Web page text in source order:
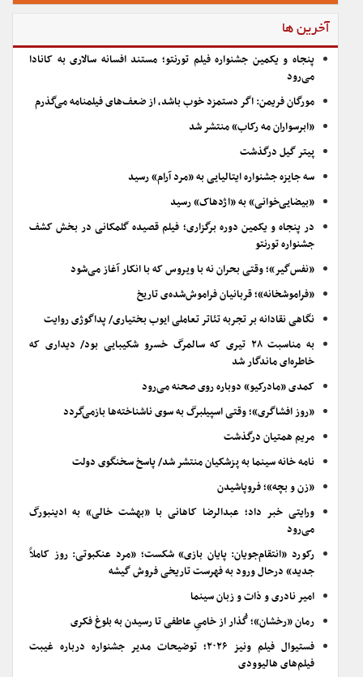
آخرین ها
پنجاه و یکمین جشنواره فیلم تورنتو؛ مستند افسانه سالاری به کانادا
می‌رود
مورگان فریمن: اگر دستمزد خوب باشد، از ضعف‌های فیلمنامه می‌گذرم
«ابرسواران مه رکاب» منتشر شد
پیتر گیل درگذشت
سه جایزه جشنواره ایتالیایی به «مرد آرام» رسید
«بیضایی‌خوانی» به «اژدهاک» رسید
در پنجاه و یکمین دوره برگزاری؛ فیلم قصیده گلمکانی در بخش کشف
جشنواره تورنتو
«نفس‌گیر»؛ وقتی بحران نه با ویروس که با انکار آغاز می‌شود
«فراموشخانه»؛ قربانیان فراموش‌شده‌ی تاریخ
نگاهی نقادانه بر تجربه تئاتر تعاملی ایوب بختیاری/ پداگوژی روایت
به مناسبت ۲۸ تیری که سالمرگ خسرو شکیبایی بود/ دیداری که
خاطره‌ای ماندگار شد
کمدی «مادرکیو» دوباره روی صحنه می‌رود
«روز افشاگری»؛ وقتی اسپیلبرگ به سوی ناشناخته‌ها بازمی‌گردد
مریم همتیان درگذشت
نامه خانه سینما به پزشکیان منتشر شد/ پاسخ سخنگوی دولت
«زن و بچه»؛ فروپاشیدن
ورایتی خبر داد؛ عبدالرضا کاهانی با «بهشت خالی» به ادینبورگ
می‌رود
رکورد «انتقام‌جویان: پایان بازی» شکست؛ «مرد عنکبوتی: روز کاملاً
جدید» درحال ورود به فهرست تاریخی فروش گیشه
امیر نادری و ذات و زبان سینما
رمان «رخشان»؛ گُذار از خامیِ عاطفی تا رسیدن به بلوغ فکری
فستیوال فیلم ونیز ۲۰۲۶؛ توضیحات مدیر جشنواره درباره غیبت
فیلم‌های هالیوودی